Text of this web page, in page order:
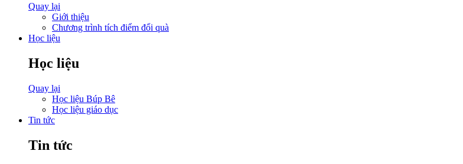
Quay lại
Giới thiệu
Chương trình tích điểm đổi quà
Học liệu
Học liệu
Quay lại
Học liệu Búp Bê
Học liệu giáo dục
Tin tức
Tin tức